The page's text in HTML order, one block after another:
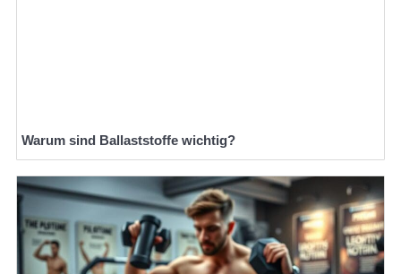
Warum sind Ballaststoffe wichtig?